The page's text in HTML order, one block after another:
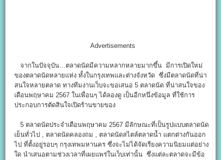
Advertisements
จากในปัจจุบัน…ตลาดนัดมีความหลากหลายมากขึ้น มีการเปิดใหม่
ของตลาดนัดหลายแห่ง ทั้งในกรุงเทพและต่างจังหวัด ซึ่งมีตลาดนัดที่น่า
สนใจหลายตลาด ทางทีมงานเว็บจะขอเสนอ 5 ตลาดนัด ที่น่าสนใจของ
เดือนพฤษาคม 2567 ในเพื่อนๆ ได้ลองดู เป็นอีกหนึ่งข้อมูล ที่ใช้การ
ประกอบการตัดสินใจเปิดร้านขายของ
5 ตลาดนัดประจำเดือนพฤษาคม 2567 มีลักษณะที่เป็นรูปแบบตลาดนัด
เย็นทั่วไป , ตลาดนัดคลองถม , ตลาดนัดสไตล์ตลาดน้ำ แตกต่างกันออก
ไป ที่ตั้งอยู่รอบๆ กรุงเทพมหานคร ซึ่งจะไม่ได้จัดเรียงความนิยมแต่อย่าง
ใด นำเสนอตามช่วงเวลาที่เผยแพร่ในเว็บเท่านั้น ซึ่งแต่ละตลาดจะมีข้อ